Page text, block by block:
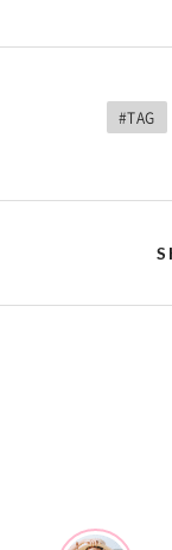
#TAG
”を着るきっかけに♡